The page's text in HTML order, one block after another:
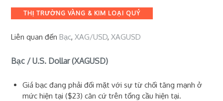
THỊ TRƯỜNG VÀNG & KIM LOẠI QUÝ
Liên quan đếnBạc,XAG/USD,XAGUSD
Bạc / U.S. Dollar (XAGUSD)
Giá bạc đang phải đối mặt với sự từ chối tăng mạnh ở
mức hiện tại ($23) căn cứ trên tổng cầu hiện tại.